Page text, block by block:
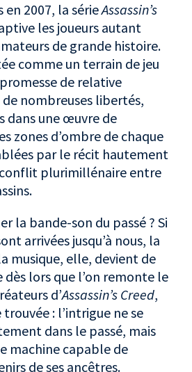
en 2007, la sérieAssassin’s
les joueurs autant
de grande histoire.
comme un terrain de jeu
de relative
nombreuses libertés,
dans une œuvre de
zones d’ombre de chaque
par le récit hautement
plurimillénaire entre
la bande-son du passé ? Si
arrivées jusqu’à nous, la
musique, elle, devient de
lors que l’on remonte le
d’Assassin’s Creed,
trouvée : l’intrigue ne se
dans le passé, mais
machine capable de
de ses ancêtres.